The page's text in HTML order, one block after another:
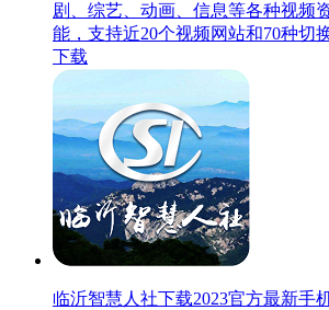
剧、综艺、动画、信息等各种视频
能，支持近20个视频网站和70种切
下载
临沂智慧人社下载2023官方最新手